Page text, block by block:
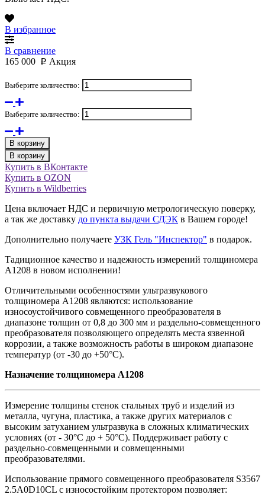
В избранное
В сравнение
165 000 p Акция
Выберите количество:
Выберите количество:
В корзину
В корзину
Купить в ВКонтакте
Купить в OZON
Купить в Wildberries
Цена включает НДС и первичную метрологическую поверку,
а так же доставку до пункта выдачи СДЭК в Вашем городе!
Дополнительно получаете УЗК Гель "Инспектор" в подарок.
Тадиционное качество и надежность измерений толщиномера
А1208 в новом исполнении!
Отличительными особенностями ультразвукового
толщиномера А1208 являются: использование
износоустойчивого совмещенного преобразователя в
диапазоне толщин от 0,8 до 300 мм и раздельно-совмещенного
преобразователя позволяющего определять места язвенной
коррозии, а также возможность работы в широком диапазоне
температур (от -30 до +50°C).
Назначение толщиномера А1208
Измерение толщины стенок стальных труб и изделий из
металла, чугуна, пластика, а также других материалов с
высоким затуханием ультразвука в сложных климатических
условиях (от - 30°С до + 50°С). Поддерживает работу с
раздельно-совмещенными и совмещенными
преобразователями.
Использование прямого совмещенного преобразователя S3567
2.5A0D10CL с износостойким протектором позволяет: